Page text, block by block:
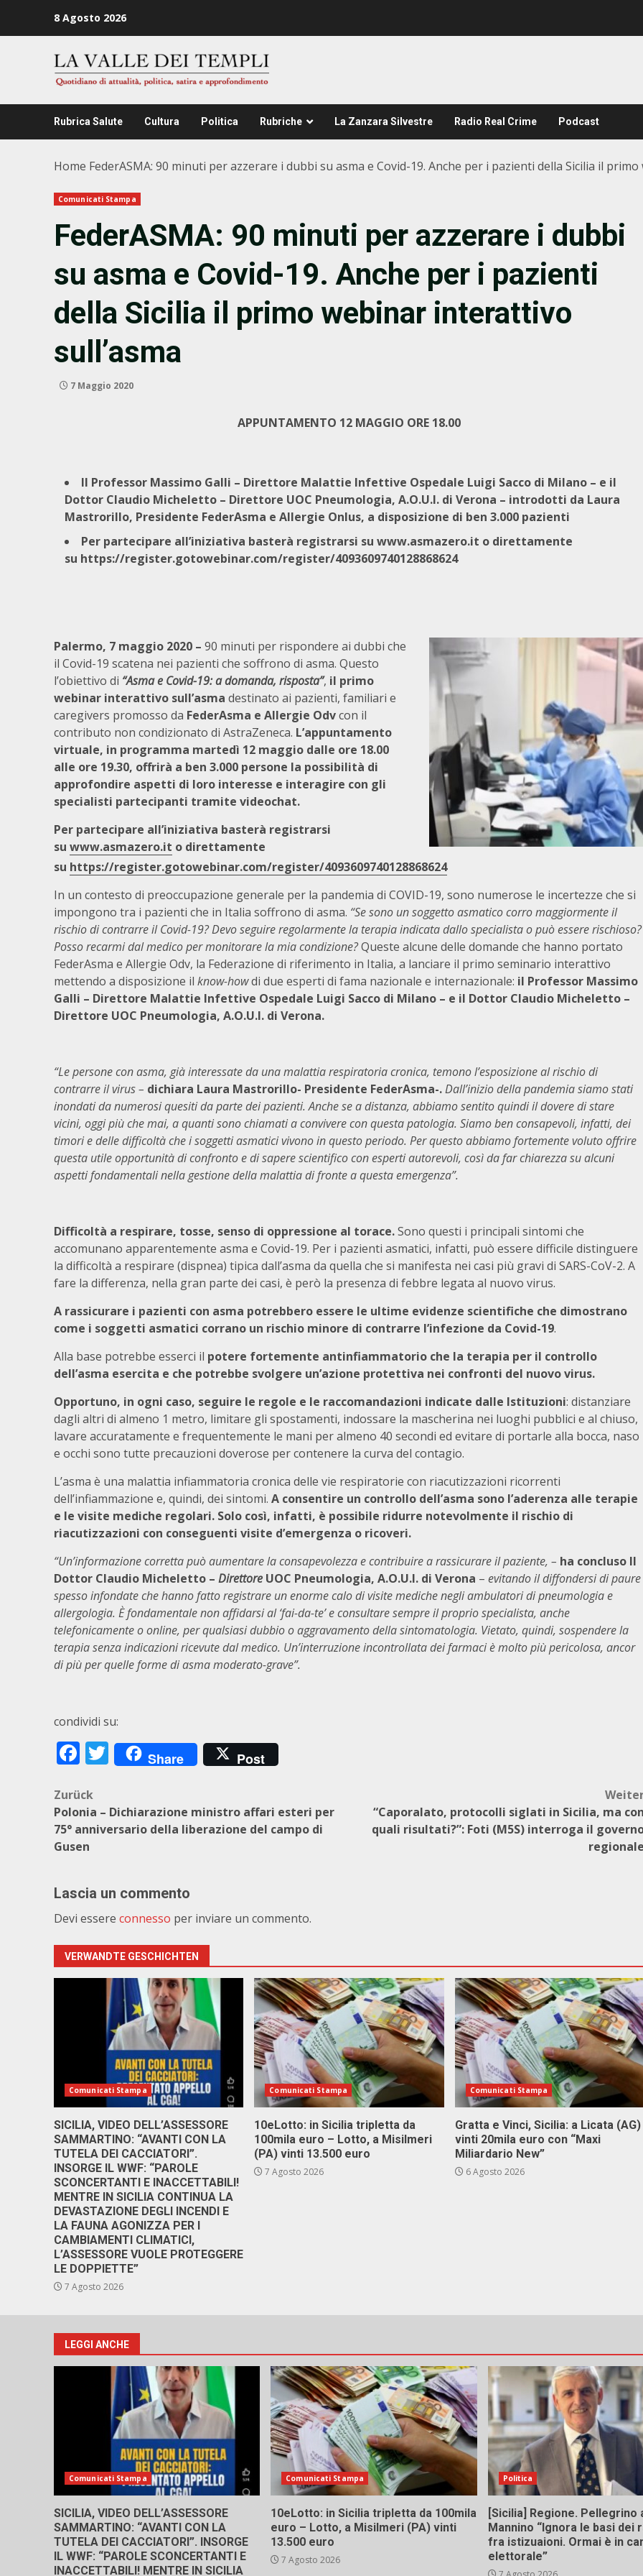
8 Agosto 2026
Rubrica Salute Cultura Politica Rubriche La Zanzara Silvestre Radio Real Crime Podcast
Home FederASMA: 90 minuti per azzerare i dubbi su asma e Covid-19. Anche per i pazienti della Sicilia il
Comunicati Stampa
FederASMA: 90 minuti per azzerare i dubbi
su asma e Covid-19. Anche per i pazienti
della Sicilia il primo webinar interattivo
sull’asma
7 Maggio 2020
APPUNTAMENTO 12 MAGGIO ORE 18.00
Il Professor Massimo Galli – Direttore Malattie Infettive Ospedale Luigi Sacco di Milano – e il
Dottor Claudio Micheletto – Direttore UOC Pneumologia, A.O.U.I. di Verona – introdotti da Laura
Mastrorillo, Presidente FederAsma e Allergie Onlus, a disposizione di ben 3.000 pazienti
Per partecipare all’iniziativa basterà registrarsi su www.asmazero.it o direttamente
su https://register.gotowebinar.com/register/4093609740128868624
Palermo, 7 maggio 2020 – 90 minuti per rispondere ai dubbi che
il Covid-19 scatena nei pazienti che soffrono di asma. Questo
l’obiettivo di “Asma e Covid-19: a domanda, risposta”, il primo
webinar interattivo sull’asma destinato ai pazienti, familiari e
caregivers promosso da FederAsma e Allergie Odvcon il
contributo non condizionato di AstraZeneca. L’appuntamento
virtuale, in programma martedì 12 maggio dalle ore 18.00
alle ore 19.30, offrirà a ben 3.000 persone la possibilità di
approfondire aspetti di loro interesse e interagire con gli
specialisti partecipanti tramite videochat.
Per partecipare all’iniziativa basterà registrarsi
su www.asmazero.it o direttamente
su https://register.gotowebinar.com/register/4093609740128868624
In un contesto di preoccupazione generale per la pandemia di COVID-19, sono numerose le incertezze che si
impongono tra i pazienti che in Italia soffrono di asma. “Se sono un soggetto asmatico corro maggiormente il
rischio di contrarre il Covid-19? Devo seguire regolarmente la terapia indicata dallo specialista o può essere rischioso?
Posso recarmi dal medico per monitorare la mia condizione?Queste alcune delle domande che hanno portato
FederAsma e Allergie Odv, la Federazione di riferimento in Italia, a lanciare il primo seminario interattivo
mettendo a disposizione il know-howdi due esperti di fama nazionale e internazionale: il Professor Massimo
Galli – Direttore Malattie Infettive Ospedale Luigi Sacco di Milano – e il Dottor Claudio Micheletto –
Direttore UOC Pneumologia, A.O.U.I. di Verona.
“Le persone con asma, già interessate da una malattia respiratoria cronica, temono l’esposizione al rischio di
contrarre il virus – dichiara Laura Mastrorillo- Presidente FederAsma-.Dall’inizio della pandemia siamo stati
inondati da numerosi quesiti da parte dei pazienti. Anche se a distanza, abbiamo sentito quindi il dovere di stare
vicini, oggi più che mai, a quanti sono chiamati a convivere con questa patologia. Siamo ben consapevoli, infatti, dei
timori e delle difficoltà che i soggetti asmatici vivono in questo periodo. Per questo abbiamo fortemente voluto offrire
questa utile opportunità di confronto e di sapere scientifico con esperti autorevoli, così da far chiarezza su alcuni
aspetti fondamentali nella gestione della malattia di fronte a questa emergenza”.
Difficoltà a respirare, tosse, senso di oppressione al torace.Sono questi i principali sintomi che
accomunano apparentemente asma e Covid-19. Per i pazienti asmatici, infatti, può essere difficile distinguere
la difficoltà a respirare (dispnea) tipica dall’asma da quella che si manifesta nei casi più gravi di SARS-CoV-2. A
fare la differenza, nella gran parte dei casi, è però la presenza di febbre legata al nuovo virus.
A rassicurare i pazienti con asma potrebbero essere le ultime evidenze scientifiche che dimostrano
come i soggetti asmatici corrano un rischio minore di contrarre l’infezione da Covid-19.
Alla base potrebbe esserci il potere fortemente antinfiammatorio che la terapia per il controllo
dell’asma esercita e che potrebbe svolgere un’azione protettiva nei confronti del nuovo virus.
Opportuno, in ogni caso, seguire le regole e le raccomandazioni indicate dalle Istituzioni: distanziare
dagli altri di almeno 1 metro, limitare gli spostamenti, indossare la mascherina nei luoghi pubblici e al chiuso,
lavare accuratamente e frequentemente le mani per almeno 40 secondi ed evitare di portarle alla bocca, naso
e occhi sono tutte precauzioni doverose per contenere la curva del contagio.
L’asma è una malattia infiammatoria cronica delle vie respiratorie con riacutizzazioni ricorrenti
dell’infiammazione e, quindi, dei sintomi. A consentire un controllo dell’asma sono l’aderenza alle terapie
e le visite mediche regolari. Solo così, infatti, è possibile ridurre notevolmente il rischio di
riacutizzazioni con conseguenti visite d’emergenza o ricoveri.
“Un’informazione corretta può aumentare la consapevolezza e contribuire a rassicurare il paziente, – ha concluso Il
Dottor Claudio Micheletto – Direttore UOC Pneumologia, A.O.U.I. di Verona – evitando il diffondersi di paure
spesso infondate che hanno fatto registrare un enorme calo di visite mediche negli ambulatori di pneumologia e
allergologia. È fondamentale non affidarsi al ‘fai-da-te’ e consultare sempre il proprio specialista, anche
telefonicamente o online, per qualsiasi dubbio o aggravamento della sintomatologia. Vietato, quindi, sospendere la
terapia senza indicazioni ricevute dal medico. Un’interruzione incontrollata dei farmaci è molto più pericolosa, ancor
di più per quelle forme di asma moderato-grave”.
condividi su:
Facebook
Twitter
Share Post
Beitragsnavigation
Zurück
Polonia – Dichiarazione ministro affari esteri per
75° anniversario della liberazione del campo di
Gusen
“Caporalato, protocolli siglati in Sicilia, ma con
quali risultati?”: Foti (M5S) interroga il
regionale
Lascia un commento
Devi essere connesso per inviare un commento.
VERWANDTE GESCHICHTEN
Comunicati Stampa
SICILIA, VIDEO DELL’ASSESSORE
SAMMARTINO: “AVANTI CON LA
TUTELA DEI CACCIATORI”.
INSORGE IL WWF: “PAROLE
SCONCERTANTI E INACCETTABILI!
MENTRE IN SICILIA CONTINUA LA
DEVASTAZIONE DEGLI INCENDI E
LA FAUNA AGONIZZA PER I
CAMBIAMENTI CLIMATICI,
L’ASSESSORE VUOLE PROTEGGERE
LE DOPPIETTE”
7 Agosto 2026
Comunicati Stampa
10eLotto: in Sicilia tripletta da
100mila euro – Lotto, a Misilmeri
(PA) vinti 13.500 euro
7 Agosto 2026
Comunicati Stampa
Gratta e Vinci, Sicilia: a Licata (AG)
vinti 20mila euro con “Maxi
Miliardario New”
6 Agosto 2026
LEGGI ANCHE
Comunicati Stampa
SICILIA, VIDEO DELL’ASSESSORE
SAMMARTINO: “AVANTI CON LA
TUTELA DEI CACCIATORI”. INSORGE
IL WWF: “PAROLE SCONCERTANTI E
INACCETTABILI! MENTRE IN SICILIA
Comunicati Stampa
10eLotto: in Sicilia tripletta da 100mila
euro – Lotto, a Misilmeri (PA) vinti
13.500 euro
7 Agosto 2026
Politica
[Sicilia] Regione. Pellegrino
Mannino “Ignora le basi dei
fra istizuaioni. Ormai è in
elettorale”